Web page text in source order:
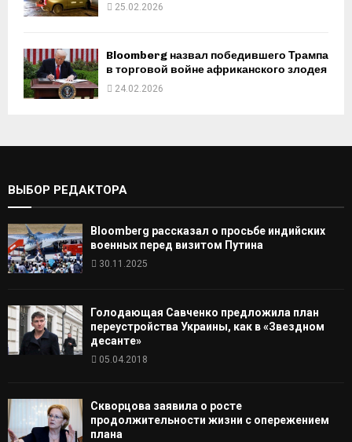
25.02.2026
Bloomberg назвал победившего Трампа
в торговой войне африканского злодея
24.02.2026
ВЫБОР РЕДАКТОРА
Bloomberg рассказал о просьбе индийских
военных перед визитом Путина
30.11.2025
Голодающая Савченко предложила план
переустройства Украины, как в «Звездном
десанте»
05.04.2018
Скворцова заявила о росте
продолжительности жизни с опережением
плана